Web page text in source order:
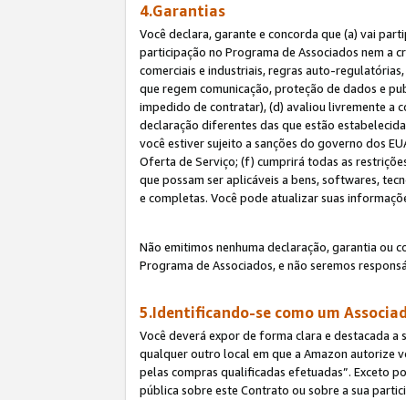
4.Garantias
Você declara, garante e concorda que (a) vai
participação no Programa de Associados nem a
comerciais e industriais, regras auto-
que regem comunicação, proteção de dados e
impedido de contratar), (d) avaliou livremente a
declaração diferentes das que estão
você estiver sujeito a sanções do governo dos
Oferta de Serviço; (f) cumprirá todas as
que possam ser aplicáveis a bens, softwares,
e completas. Você pode atualizar suas
Não emitimos nenhuma declaração, garantia ou
Programa de Associados, e não seremos
5.Identificando-se como um
Você deverá expor de forma clara e destacada
qualquer outro local em que a Amazon autorize
pelas compras qualificadas efetuadas”. Exceto
pública sobre este Contrato ou sobre a sua